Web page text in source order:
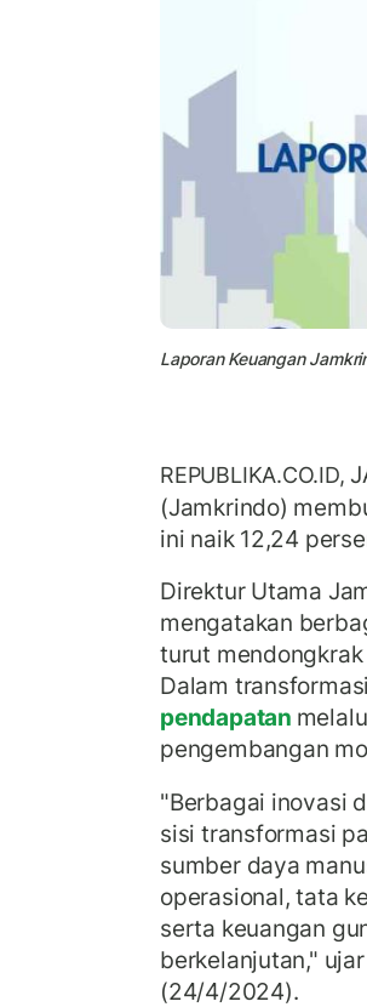
Laporan Keuangan
REPUBLIKA.CO.ID,
(Jamkrindo)
ini naik 12,24
Direktur Utama
mengatakan
turut
Dalam
pendapatan
pengembangan
"Berbagai inovasi
sisi transformasi
sumber daya
operasional, tata
serta keuangan
berkelanjutan,"
(24/4/2024).